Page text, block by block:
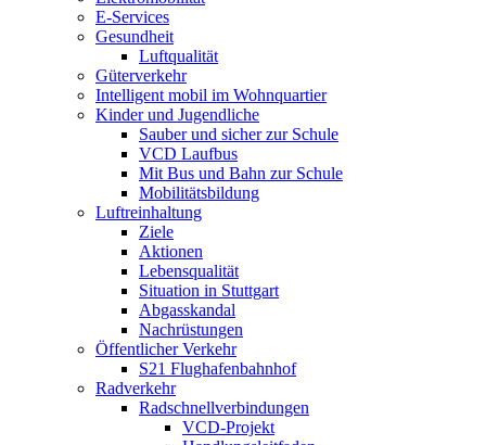
E-Services
Gesundheit
Luftqualität
Güterverkehr
Intelligent mobil im Wohnquartier
Kinder und Jugendliche
Sauber und sicher zur Schule
VCD Laufbus
Mit Bus und Bahn zur Schule
Mobilitätsbildung
Luftreinhaltung
Ziele
Aktionen
Lebensqualität
Situation in Stuttgart
Abgasskandal
Nachrüstungen
Öffentlicher Verkehr
S21 Flughafenbahnhof
Radverkehr
Radschnellverbindungen
VCD-Projekt